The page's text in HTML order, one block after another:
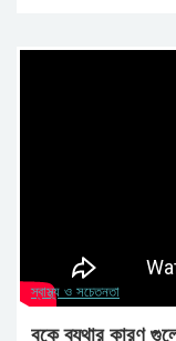
স্বাস্থ্য ও সচেতনতা
বুকে ব্যথার কারণ